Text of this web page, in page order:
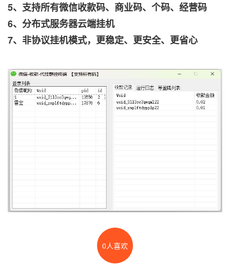
5、支持所有微信收款码、商业码、个码、经营码
6、分布式服务器云端挂机
7、非协议挂机模式，更稳定、更安全、更省心
0人喜欢